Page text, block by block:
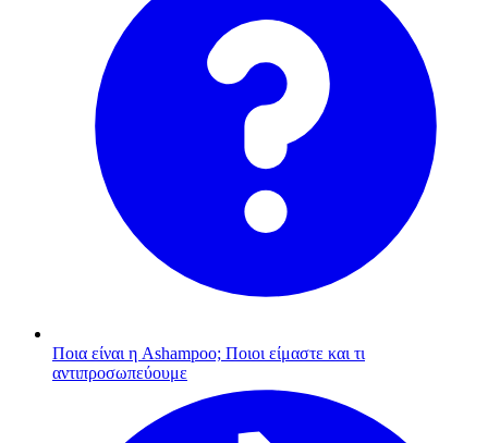
Ποια είναι η Ashampoo; Ποιοι είμαστε και τι
αντιπροσωπεύουμε